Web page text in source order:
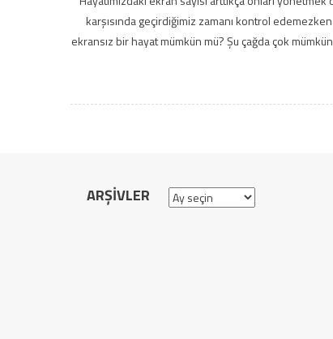
karşısında geçirdiğimiz zamanı kontrol
ekransız bir hayat mümkün mü? Şu çağda çok
ARŞIVLER Arşivler